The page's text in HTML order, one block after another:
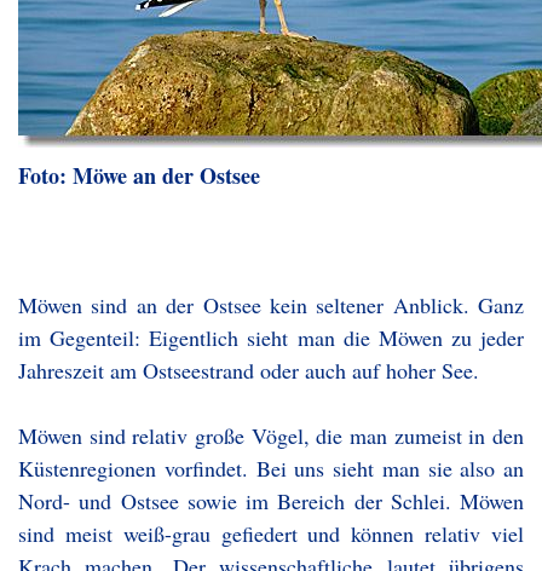
Foto: Möwe an der Ostsee
Möwen sind an der Ostsee kein seltener Anblick. Ganz
im Gegenteil: Eigentlich sieht man die Möwen zu jeder
Jahreszeit am Ostseestrand oder auch auf hoher See.
Möwen sind relativ große Vögel, die man zumeist in den
Küstenregionen vorfindet. Bei uns sieht man sie also an
Nord- und Ostsee sowie im Bereich der Schlei. Möwen
sind meist weiß-grau gefiedert und können relativ viel